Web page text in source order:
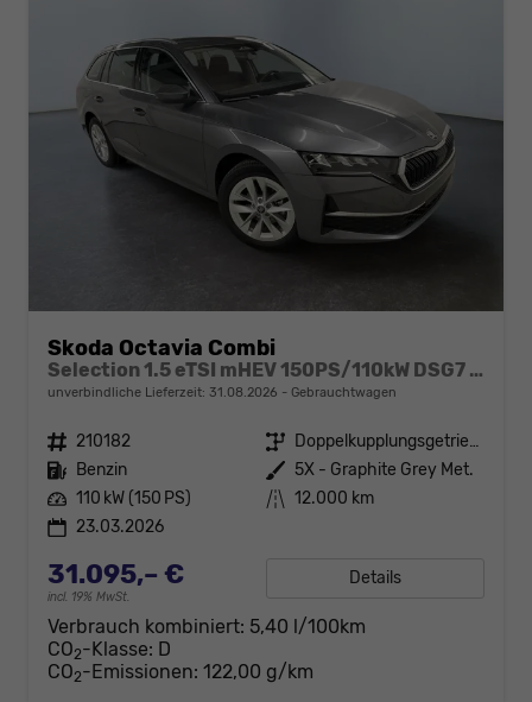
Skoda Octavia Combi
Selection 1.5 eTSI mHEV 150PS/110kW DSG7 2026 +AHK+3-ZONE+RFK+KESSY+EL.HECK+BHZ. LENKRAD
unverbindliche Lieferzeit: 31.08.2026 Gebrauchtwagen
Fahrzeugnr. 210182 Getriebe
Doppelkupplungsgetriebe (DSG)
Kraftstoff Benzin Außenfarbe 5X - Graphite Grey Met.
Leistung 110 kW (150 PS) Kilometerstand 12.000 km
23.03.2026
31.095,– €
incl. 19% MwSt.
Details
Verbrauch kombiniert: 5,40 l/100km
CO2-Klasse: D
CO2-Emissionen: 122,00 g/km